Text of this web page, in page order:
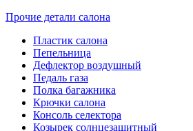
Прочие детали салона
Пластик салона
Пепельница
Дефлектор воздушный
Педаль газа
Полка багажника
Крючки салона
Консоль селектора
Козырек солнцезащитный